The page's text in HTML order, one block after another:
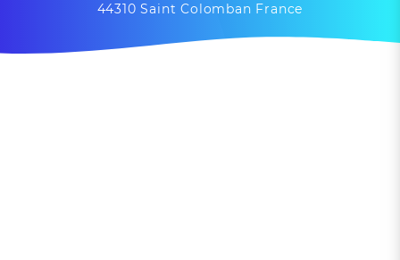
44310 Saint Colomban France